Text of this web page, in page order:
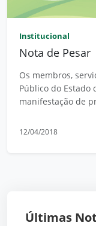
Institucional
Nota de Pesar
Os membros,
Público do Estado
manifestação de
12/04/2018
Últimas